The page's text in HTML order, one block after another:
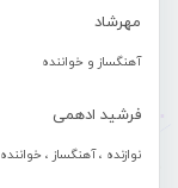
مهرشاد
آهنگساز و خواننده
فرشید ادهمی
نوازنده ، آهنگساز ، خواننده